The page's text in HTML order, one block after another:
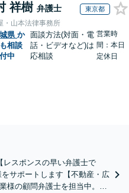
祥樹 弁護士 東京都
・山本法律事務所
県 か
相談
中
面談方法(対面・電
話・ビデオなど)は
応相談
営業時
間：本日
定休日
レスポンスの早い弁護士で
サポートします【不動産・広
様の顧問弁護士を担当中。時